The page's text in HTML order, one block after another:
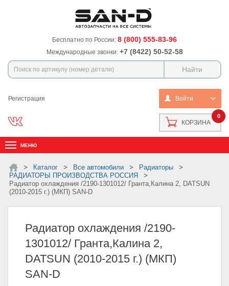
Бесплатно по России: 8 (800) 555-83-96
Международные звонки: +7 (8422) 50-52-58
Регистрация Войти
0
КОРЗИНА
МЕНЮ
Каталог Все автомобили
Радиаторы
РАДИАТОРЫ ПРОИЗВОДСТВА РОССИЯ
Радиатор охлаждения /2190-1301012/ Гранта,Калина 2, DATSUN
(2010-2015 г.) (МКП) SAN-D
Радиатор охлаждения /2190-
1301012/ Гранта,Калина 2,
DATSUN (2010-2015 г.) (МКП)
SAN-D